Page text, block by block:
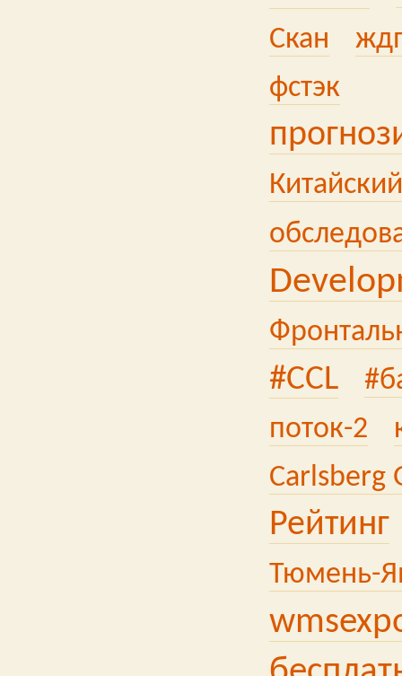
Скан
фстэк
#CCL
поток-2
Carlsberg
Рейтинг
Тюмень-